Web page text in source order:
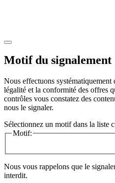
Motif du signalement
Nous effectuons
légalité et la conformité des offres
contrôles vous constatez des
nous le signaler.
Sélectionnez un motif dans la liste
Motif:
Nous vous rappelons que le
interdit.